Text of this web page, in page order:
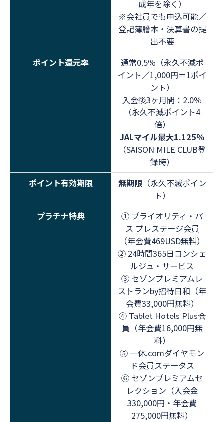
成年を除く）
※会社員でも申込可能／
登記簿謄本・決算書の提
出不要
ポイント還元率
通常0.5％（永久不滅ポ
イント／1,000円＝1ポイ
ント）
入会後3ヶ月間：2.0％
（永久不滅ポイント4
倍）
JALマイル最大1.125％
（SAISON MILE CLUB登
録時）
ポイント有効期限
無期限（永久不滅ポイン
ト）
プラチナ特典
① プライオリティ・パ
ス プレステージ会員
（年会費469USD無料）
② 24時間365日コンシェ
ルジュ・サービス
③ セゾンプレミアムレ
ストランby招待日和（年
会費33,000円無料）
④ Tablet Hotels Plus会
員（年会費16,000円無
料）
⑤ 一休.comダイヤモン
ド会員ステータス
⑥ セゾンプレミアムセ
レクション（入会金
330,000円・年会費
275,000円無料）